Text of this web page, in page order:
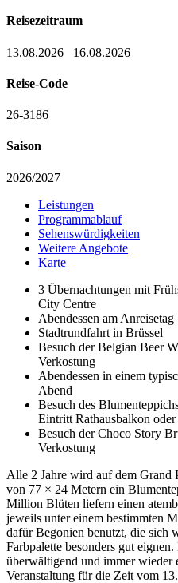
Reisezeitraum
13.08.2026– 16.08.2026
Reise-Code
26-3186
Saison
2026/2027
Leistungen
Programmablauf
Sehenswürdigkeiten
Weitere Angebote
Karte
3 Übernachtungen mit
City Centre
Abendessen am Anreisetag
Stadtrundfahrt in Brüssel
Besuch der Belgian Beer
Verkostung
Abendessen in einem
Abend
Besuch des
Eintritt Rathausbalkon
Besuch der Choco Story
Verkostung
Alle 2 Jahre wird auf dem Grand
von 77 × 24 Metern ein
Million Blüten liefern einen
jeweils unter einem bestimmten
dafür Begonien benutzt, die sich
Farbpalette besonders gut
überwältigend und immer wieder
Veranstaltung für die Zeit vom